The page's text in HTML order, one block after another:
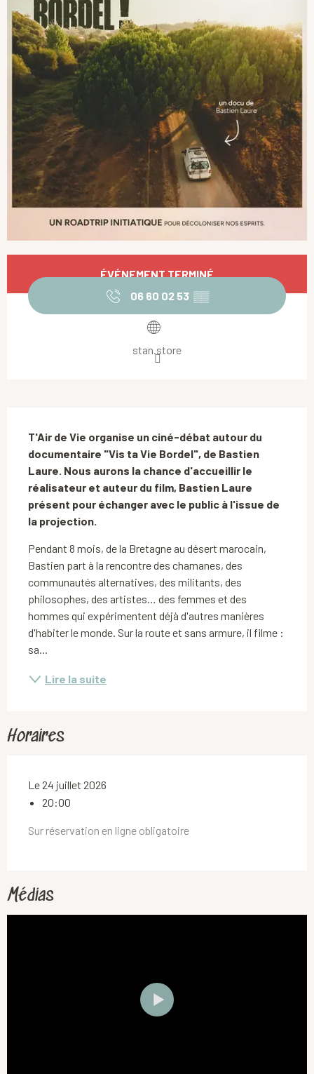
Ouverture et coordonnées
ÉVÉNEMENT TERMINÉ
06 60 02 53 ▒▒
stan.store
T'Air de Vie organise un ciné-débat autour du
documentaire "Vis ta Vie Bordel", de Bastien
Laure. Nous aurons la chance d'accueillir le
réalisateur et auteur du film, Bastien Laure
présent pour échanger avec le public à l'issue de
la projection.
Pendant 8 mois, de la Bretagne au désert marocain,
Bastien part à la rencontre des chamanes, des
communautés alternatives, des militants, des
philosophes, des artistes… des femmes et des
hommes qui expérimentent déjà d'autres manières
d'habiter le monde. Sur la route et sans armure, il filme :
sa...
Lire la suite
Horaires
Le 24 juillet 2026
20:00
Sur réservation en ligne obligatoire
Médias